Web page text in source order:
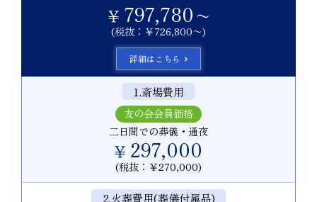
￥ 797,780〜
(税抜：￥726,800〜)
詳細はこちら
1.斎場費用
友の会会員価格
二日間での葬儀・通夜
￥ 297,000
(税抜：￥270,000)
2.火葬費用(葬儀付属品)